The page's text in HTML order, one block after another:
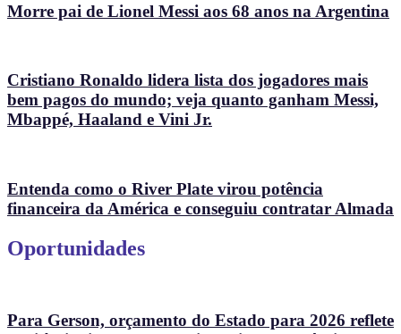
Morre pai de Lionel Messi aos 68 anos na Argentina
Cristiano Ronaldo lidera lista dos jogadores mais
bem pagos do mundo; veja quanto ganham Messi,
Mbappé, Haaland e Vini Jr.
Entenda como o River Plate virou potência
financeira da América e conseguiu contratar Almada
Oportunidades
Para Gerson, orçamento do Estado para 2026 reflete